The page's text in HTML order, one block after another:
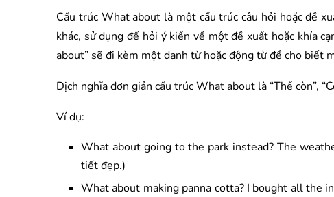
Cấu trúc What about là một cấu trúc câu hỏi hoặc đề
khác, sử dụng để hỏi ý kiến về một đề xuất hoặc khía
about” sẽ đi kèm một danh từ hoặc động từ để cho biết
Dịch nghĩa đơn giản cấu trúc What about là “Thế còn”,
Ví dụ:
What about going to the park instead? The
tiết đẹp.)
What about making panna cotta? I bought all the